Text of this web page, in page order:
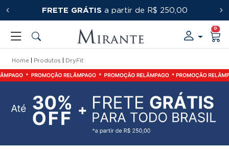
PRIMEIRACOMPRA
FRETE GRÁTIS a partir de R$ 250,00
0
Home Produtos DryFit